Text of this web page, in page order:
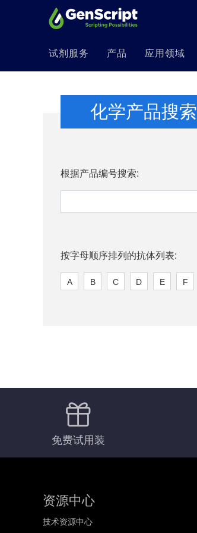
试剂服务 产品 应用领域
化学产品搜索
根据产品编号搜索:
按字母顺序排列的抗体列表:
A B C D E F
免费试用装
资源中心
技术资源中心